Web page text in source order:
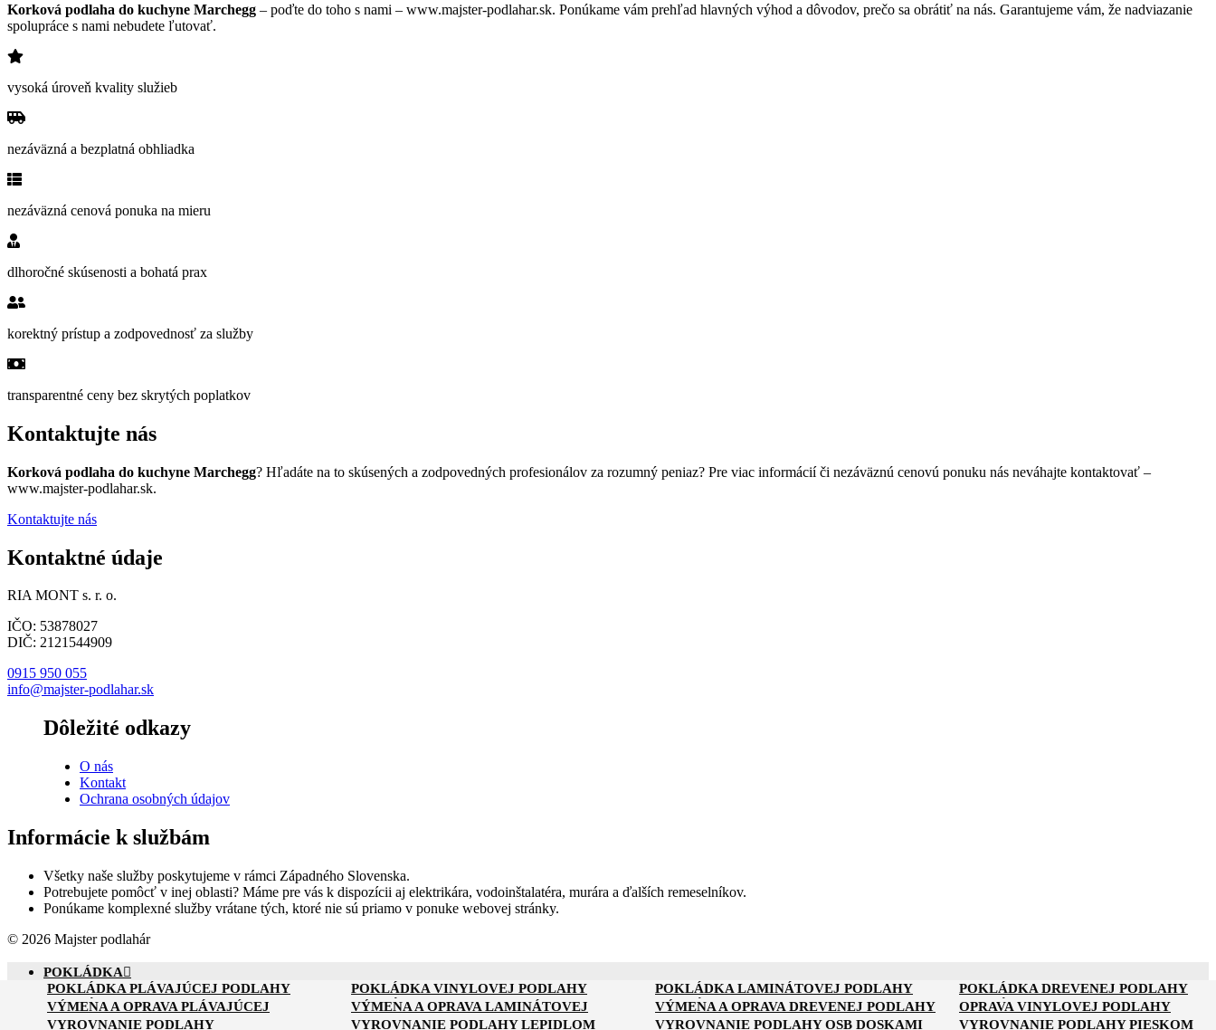
Korková podlaha do kuchyne Marchegg – poďte do toho s nami – www.majster-podlahar.sk. Ponúkame vám prehľad hlavných výhod a dôvodov, prečo sa obrátiť na nás. Garantujeme vám, že nadviazanie
spolupráce s nami nebudete ľutovať.
vysoká úroveň kvality služieb
nezáväzná a bezplatná obhliadka
nezáväzná cenová ponuka na mieru
dlhoročné skúsenosti a bohatá prax
korektný prístup a zodpovednosť za služby
transparentné ceny bez skrytých poplatkov
Kontaktujte nás
Korková podlaha do kuchyne Marchegg? Hľadáte na to skúsených a zodpovedných profesionálov za rozumný peniaz? Pre viac informácií či nezáväznú cenovú ponuku nás neváhajte kontaktovať –
www.majster-podlahar.sk.
Kontaktujte nás
Kontaktné údaje
RIA MONT s. r. o.
IČO: 53878027
DIČ: 2121544909
0915 950 055
info@majster-podlahar.sk
Dôležité odkazy
O nás
Kontakt
Ochrana osobných údajov
Informácie k službám
Všetky naše služby poskytujeme v rámci Západného Slovenska.
Potrebujete pomôcť v inej oblasti? Máme pre vás k dispozícii aj elektrikára, vodoinštalatéra, murára a ďalších remeselníkov.
Ponúkame komplexné služby vrátane tých, ktoré nie sú priamo v ponuke webovej stránky.
© 2026 Majster podlahár
POKLÁDKA
POKLÁDKA PLÁVAJÚCEJ PODLAHY
POKLÁDKA VINYLOVEJ PODLAHY POKLÁDKA LAMINÁTOVEJ PODLAHY
POKLÁDKA DREVENEJ PODLAHY
POKLÁDKA PVC PODLAHY
POKLÁDKA KOMPOZITNEJ PODLAHY POKLÁDKA PODLAHY NA PARKETY POKLÁDKA PARKIET
VÝMENA A OPRAVA
VÝMENA A OPRAVA PLÁVAJÚCEJ
PODLAHY
VÝMENA A OPRAVA LAMINÁTOVEJ
PODLAHY
VÝMENA A OPRAVA DREVENEJ PODLAHY OPRAVA VINYLOVEJ PODLAHY
VYROVNANIE
VYROVNANIE PODLAHY
VYROVNANIE PODLAHY LEPIDLOM VYROVNANIE PODLAHY OSB DOSKAMI VYROVNANIE PODLAHY PIESKOM
RENOVÁCIA